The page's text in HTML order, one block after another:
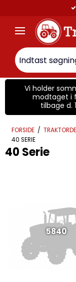
Vi holder
modtaget i
tilbage d.
FORSIDE /
40 SERIE
40 Serie
5840